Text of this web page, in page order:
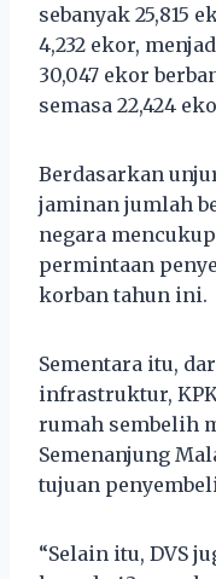
sebanyak 25,815
4,232 ekor,
30,047 ekor
semasa 22,424
Berdasarkan
jaminan jumlah
negara
permintaan
korban tahun ini.
Sementara itu,
infrastruktur,
rumah sembelih
Semenanjung
tujuan
“Selain itu, DVS